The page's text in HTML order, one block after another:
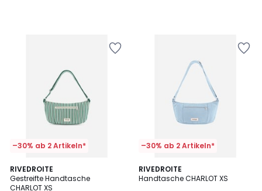
–30% ab 2 Artikeln*
RIVEDROITE
Gestreifte Handtasche
CHARLOT XS
–30% ab 2 Artikeln*
RIVEDROITE
Handtasche CHARLOT XS
2
Farben